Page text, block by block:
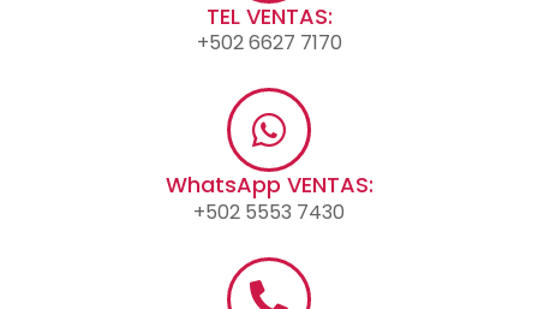
TEL VENTAS:
+502 6627 7170
WhatsApp VENTAS:
+502 5553 7430